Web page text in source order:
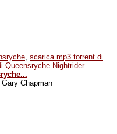
, scarica mp3 torrent di
Queensryche Nightrider
Chapman